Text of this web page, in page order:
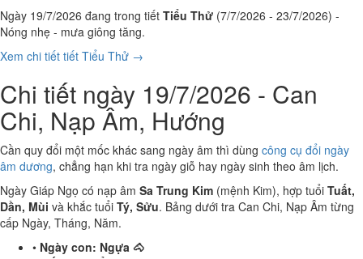
Ngày 19/7/2026 đang trong tiết Tiểu Thử (7/7/2026 - 23/7/2026) -
Nóng nhẹ - mưa giông tăng.
Xem chi tiết tiết Tiểu Thử →
Chi tiết ngày 19/7/2026 - Can
Chi, Nạp Âm, Hướng
Cần quy đổi một mốc khác sang ngày âm thì dùng công cụ đổi ngày
âm dương, chẳng hạn khi tra ngày giỗ hay ngày sinh theo âm lịch.
Ngày Giáp Ngọ có nạp âm Sa Trung Kim (mệnh Kim), hợp tuổi Tuất,
Dần, Mùi và khắc tuổi Tý, Sửu. Bảng dưới tra Can Chi, Nạp Âm từng
cấp Ngày, Tháng, Năm.
• Ngày con: Ngựa 🐴